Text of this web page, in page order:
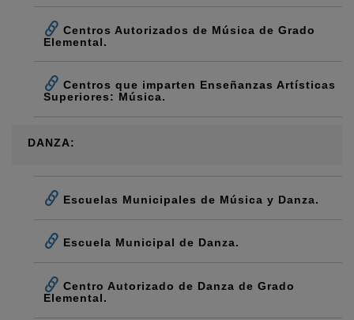
Centros Autorizados de Música de Grado
Elemental.
Centros que imparten Enseñanzas Artísticas
Superiores: Música.
DANZA:
Escuelas Municipales de Música y Danza.
Escuela Municipal de Danza.
Centro Autorizado de Danza de Grado
Elemental.